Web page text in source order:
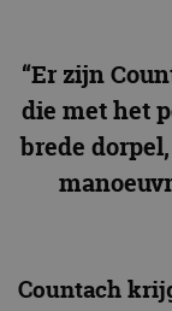
“Er zijn
die met het
brede
Countach